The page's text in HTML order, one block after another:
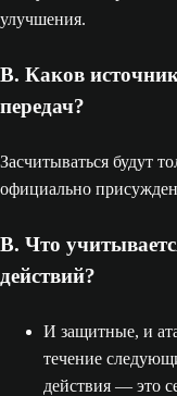
улучшения.
В. Каков
передач?
Засчитываться будут
официально
В. Что
действий?
И защитные, и
течение
действия — это